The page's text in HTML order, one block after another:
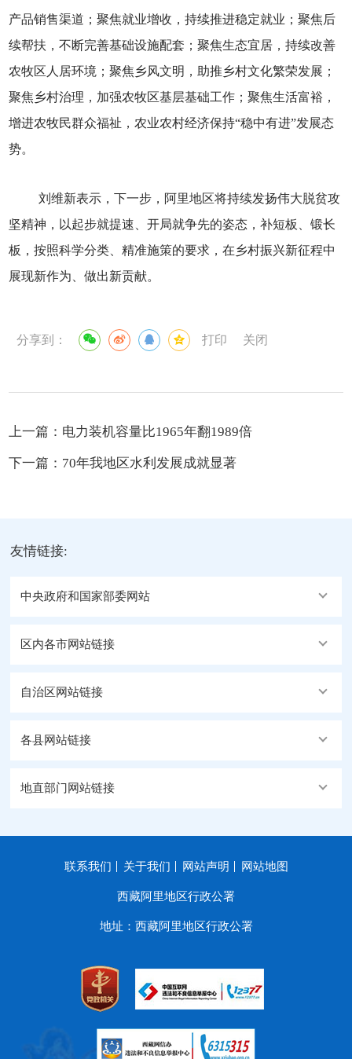
产品销售渠道；聚焦就业增收，持续推进稳定就业；聚焦后
续帮扶，不断完善基础设施配套；聚焦生态宜居，持续改善
农牧区人居环境；聚焦乡风文明，助推乡村文化繁荣发展；
聚焦乡村治理，加强农牧区基层基础工作；聚焦生活富裕，
增进农牧民群众福祉，农业农村经济保持“稳中有进”发展态
势。
刘维新表示，下一步，阿里地区将持续发扬伟大脱贫攻
坚精神，以起步就提速、开局就争先的姿态，补短板、锻长
板，按照科学分类、精准施策的要求，在乡村振兴新征程中
展现新作为、做出新贡献。
分享到： 打印 关闭
上一篇： 电力装机容量比1965年翻1989倍
下一篇： 70年我地区水利发展成就显著
友情链接:
中央政府和国家部委网站
区内各市网站链接
自治区网站链接
各县网站链接
地直部门网站链接
联系我们 关于我们 网站声明 网站地图
西藏阿里地区行政公署
地址：西藏阿里地区行政公署